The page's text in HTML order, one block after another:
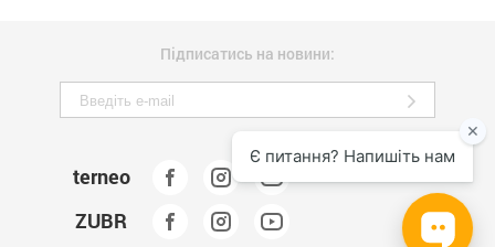
Підписатись на новини:
terneo
ZUBR